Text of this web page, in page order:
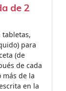
de 2
tabletas,
para
(de
de cada
de la
en la